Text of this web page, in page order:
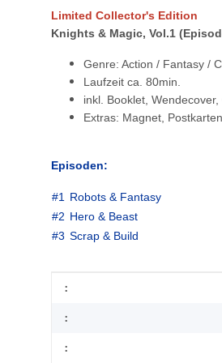
Limited Collector's Edition
Knights & Magic, Vol.1
Genre: Action / Fantasy /
Laufzeit ca. 80min.
inkl. Booklet,
Extras: Magnet,
Episoden:
#1 Robots & Fantasy
#2 Hero & Beast
#3 Scrap & Build
Item information
Value
:
:
: